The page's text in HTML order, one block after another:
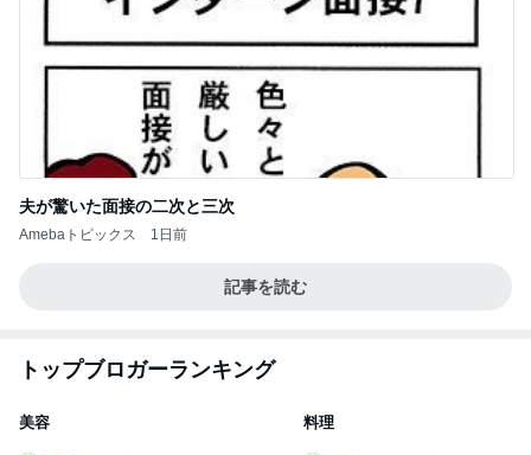
夫が驚いた面接の二次と三次
Amebaトピックス 1日前
記事を読む
トップブロガーランキング
美容 料理